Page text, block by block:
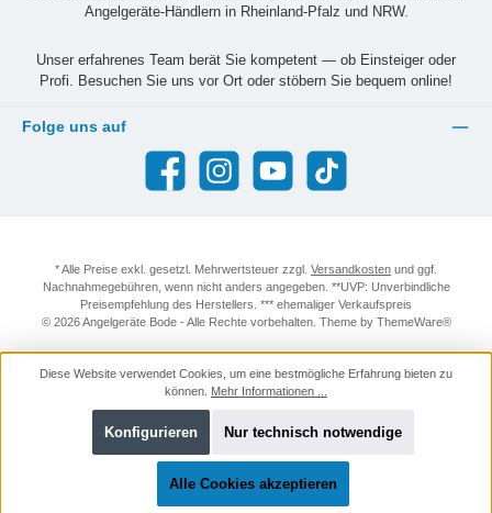
Angelgeräte-Händlern in Rheinland-Pfalz und NRW.
Unser erfahrenes Team berät Sie kompetent — ob Einsteiger oder
Profi. Besuchen Sie uns vor Ort oder stöbern Sie bequem online!
Folge uns auf
Facebook Instagram YouTube TikTok
* Alle Preise exkl. gesetzl. Mehrwertsteuer zzgl. Versandkosten und ggf.
Nachnahmegebühren, wenn nicht anders angegeben. **UVP: Unverbindliche
Preisempfehlung des Herstellers. *** ehemaliger Verkaufspreis
© 2026 Angelgeräte Bode - Alle Rechte vorbehalten. Theme by ThemeWare®
Diese Website verwendet Cookies, um eine bestmögliche Erfahrung bieten zu
können. Mehr Informationen ...
Nur technisch notwendige
Konfigurieren
Alle Cookies akzeptieren